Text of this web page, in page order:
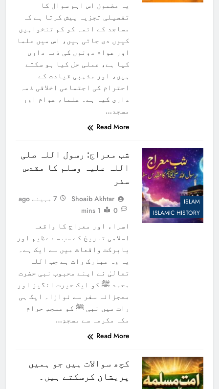
یہ مضمون اس اہم سوال کا
تفصیلی تجزیہ پیش کرتا ہے کہ
مساجد کے ائمہ کو کم تنخواہیں
کیوں دی جاتی ہیں، اس میں علما
اور عوام دونوں کی ذمہ داری
کیا ہے، عملی حل کیا ہو سکتے
ہیں، اور مذہبی قیادت کے
احترام کی اجتماعی اخلاقی ذمہ
داری کیا ہے۔ علما، عوام اور
مسجد…
Read More
ISLAM
ISLAMIC HISTORY
شب معراج: رسول اللہ صلی
اللہ علیہ وسلم کا مقدس
سفر
Shoaib Akhtar
7 مہینے ago
0
1 mins
اسراء اور معراج کا واقعہ
اسلامی تاریخ کے سب سے عظیم اور
بابرکت واقعات میں سے ایک ہے۔
یہ وہ مبارک رات ہے جب اللہ
تعالیٰ نے اپنے محبوب نبی حضرت
محمد ﷺ کو ایک حیرت انگیز اور
معجزانہ سفر سے نوازا۔ ایک ہی
رات میں نبی ﷺ کو مسجدِ حرام
مکہ مکرمہ سے مسجدِ…
Read More
کچھ سوالات ہیں جو ہمیں
پریشان کرسکتے ہیں۔